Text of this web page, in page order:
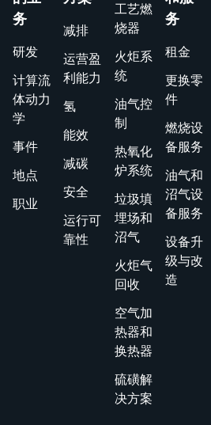
务
研发
计算流
体动力
学
事件
地点
职业
减排
运营盈
利能力
氢
能效
减碳
安全
运行可
靠性
工艺燃
烧器
火炬系
统
油气控
制
热氧化
炉系统
垃圾填
埋场和
沼气
火炬气
回收
空气加
热器和
换热器
硫磺解
决方案
务
租金
更换零
件
燃烧设
备服务
油气和
沼气设
备服务
设备升
级与改
造